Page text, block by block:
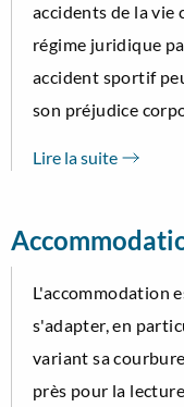
accidents de la vie
régime juridique
accident sportif
son préjudice
Lire la suite
L'accommodation
s'adapter, en
variant sa
près pour la